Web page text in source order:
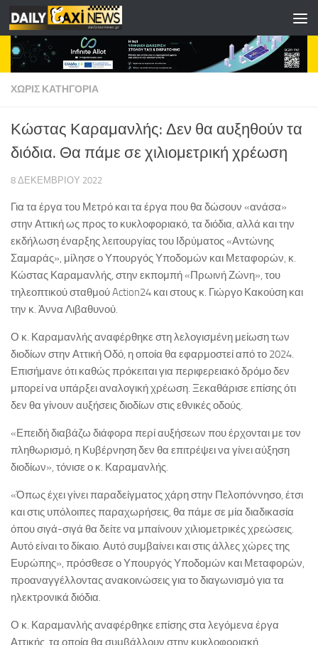
Skip to content
ΧΩΡΊΣ ΚΑΤΗΓΟΡΊΑ
Κώστας Καραμανλής: Δεν θα αυξηθούν τα
διόδια. Θα πάμε σε χιλιομετρική χρέωση
8 ΔΕΚΕΜΒΡΊΟΥ 2022
Για τα έργα του Μετρό και τα έργα που θα δώσουν «ανάσα»
στην Αττική ως προς το κυκλοφοριακό, τα διόδια, αλλά και την
εκδήλωση έναρξης λειτουργίας του Ιδρύματος «Αντώνης
Σαμαράς», μίλησε ο Υπουργός Υποδομών και Μεταφορών, κ.
Κώστας Καραμανλής, στην εκπομπή «Πρωινή Ζώνη», του
τηλεοπτικού σταθμού Action24 και στους κ. Γιώργο Κακούση και
την κ. Άννα Λιβαθυνού.
Ο κ. Καραμανλής αναφέρθηκε στη λελογισμένη μείωση των
διοδίων στην Αττική Οδό, η οποία θα εφαρμοστεί από το 2024.
Επισήμανε ότι καθώς πρόκειται για περιφερειακό δρόμο δεν
μπορεί να υπάρξει αναλογική χρέωση. Ξεκαθάρισε επίσης ότι
δεν θα γίνουν αυξήσεις διοδίων στις εθνικές οδούς.
«Επειδή διαβάζω διάφορα περί αυξήσεων που έρχονται με τον
πληθωρισμό, η Κυβέρνηση δεν θα επιτρέψει να γίνει αύξηση
διοδίων», τόνισε ο κ. Καραμανλής.
«Όπως έχει γίνει παραδείγματος χάρη στην Πελοπόννησο, έτσι
και στις υπόλοιπες παραχωρήσεις, θα πάμε σε μία διαδικασία
όπου σιγά-σιγά θα δείτε να μπαίνουν χιλιομετρικές χρεώσεις.
Αυτό είναι το δίκαιο. Αυτό συμβαίνει και στις άλλες χώρες της
Ευρώπης», πρόσθεσε ο Υπουργός Υποδομών και Μεταφορών,
προαναγγέλλοντας ανακοινώσεις για το διαγωνισμό για τα
ηλεκτρονικά διόδια.
Ο κ. Καραμανλής αναφέρθηκε επίσης στα λεγόμενα έργα
Αττικής, τα οποία θα συμβάλλουν στην κυκλοφοριακή